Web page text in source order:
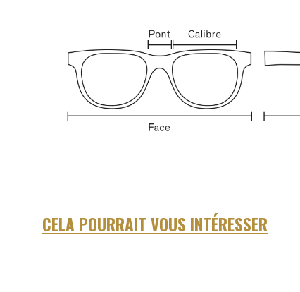
CELA POURRAIT VOUS INTÉRESSER